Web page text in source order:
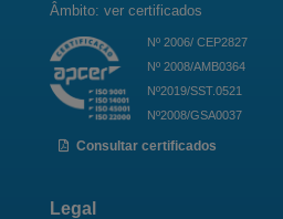
Âmbito: ver certificados
Nº 2006/ CEP2827
Nº 2008/AMB0364
Nº2019/SST.0521
Nº2008/GSA0037
Consultar certificados
Legal